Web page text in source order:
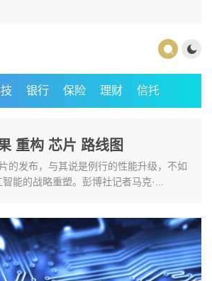
银行 保险 理财 信托
重构 芯片 路线图
的发布，与其说是例行的性能升级，不如
能的战略重塑。彭博社记者马克·...